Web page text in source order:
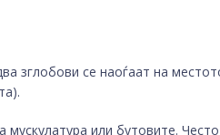
зглобови се наоѓаат на
или бутовите.